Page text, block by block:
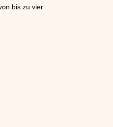
bis zu vier